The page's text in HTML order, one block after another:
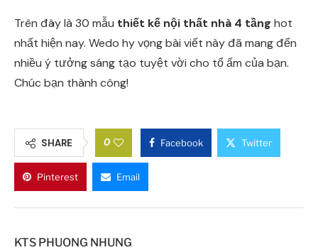
Trên đây là 30 mẫu thiết kế nội thất nhà 4 tầng hot
nhất hiện nay. Wedo hy vọng bài viết này đã mang đến
nhiều ý tưởng sáng tạo tuyệt vời cho tổ ấm của bạn.
Chúc bạn thành công!
SHARE 0 Facebook Twitter
Pinterest Email
KTS PHUONG NHUNG